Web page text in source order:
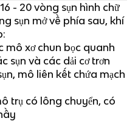
- 20 vòng sụn hình chữ
sụn mở về phía sau, khí
mô xơ chun bọc quanh
sụn và các dải cơ trơn
mô liên kết chứa mạch
trụ có lông chuyển, có